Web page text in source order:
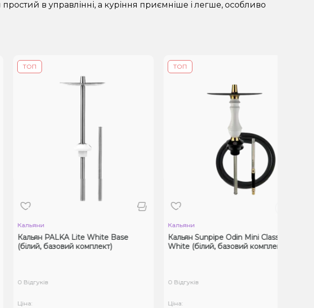
в управлінні, а куріння приємніше і легше, особливо
Кальяни
Кальян PALKA Lite White Base
(білий, базовий комплект)
0 Відгуків
Кальяни
Кальян Sunpipe Odin Mini Classic
White (білий, базовий комплект)
0 Відгуків